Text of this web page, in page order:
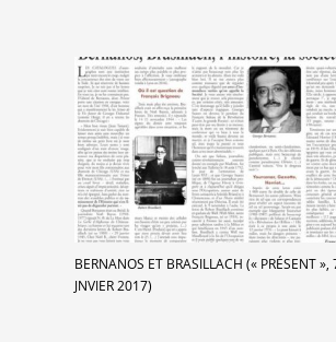
BERNANOS ET BRASILLACH (« PRÉSENT »,
JNVIER 2017)